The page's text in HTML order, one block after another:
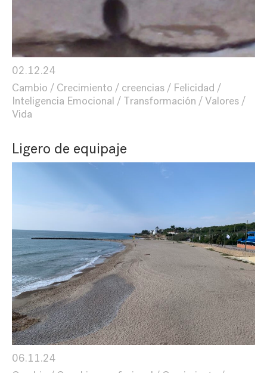
02.12.24
Cambio
Crecimiento creencias
Felicidad
Inteligencia Emocional
Transformación
Valores
Vida
Ligero de equipaje
06.11.24